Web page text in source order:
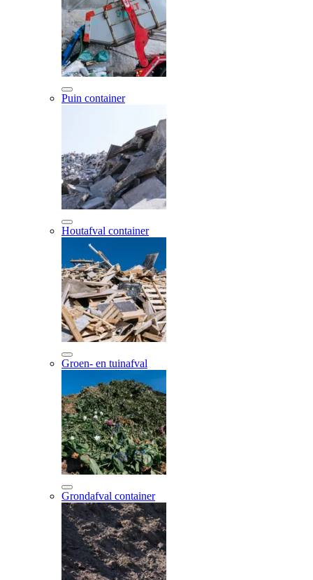
Puin container
Houtafval container
Groen- en tuinafval
Grondafval container